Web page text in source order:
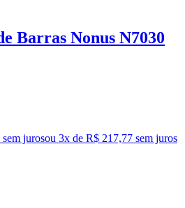
Barras Nonus N7030
jurosou 3x de R$ 217,77 sem juros